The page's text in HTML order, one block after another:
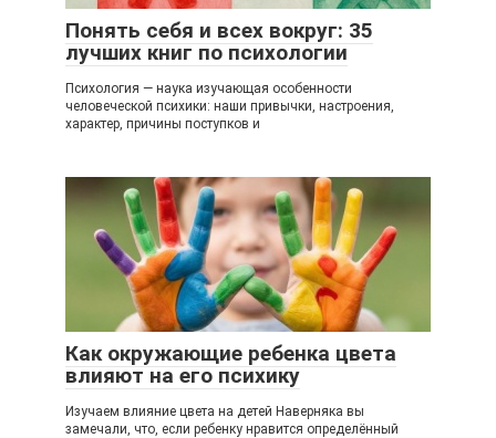
Понять себя и всех вокруг: 35
лучших книг по психологии
Психология — наука изучающая особенности
человеческой психики: наши привычки, настроения,
характер, причины поступков и
Как окружающие ребенка цвета
влияют на его психику
Изучаем влияние цвета на детей Наверняка вы
замечали, что, если ребенку нравится определённый